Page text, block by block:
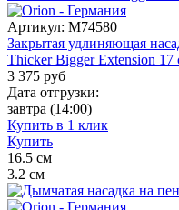
Артикул: M74580
Закрытая удлиняющая
Thicker Bigger Extension 17
3 375 руб
Дата отгрузки:
завтра (14:00)
Купить в 1 клик
Купить
16.5 см
3.2 см